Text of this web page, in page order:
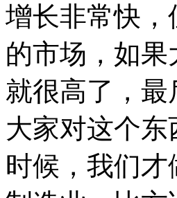
增长非常快
的市场，如
就很高了，
大家对这个
时候，我们